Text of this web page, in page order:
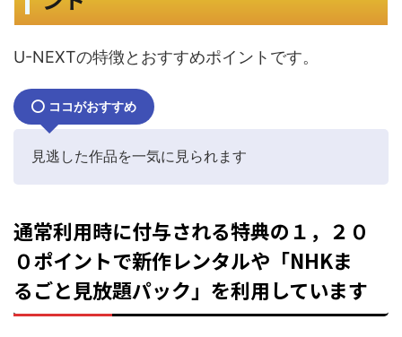
U-NEXTの特徴とおすすめポイントです。
ココがおすすめ
見逃した作品を一気に見られます
通常利用時に付与される特典の１，２０
０ポイントで新作レンタルや「NHKま
るごと見放題パック」を利用しています